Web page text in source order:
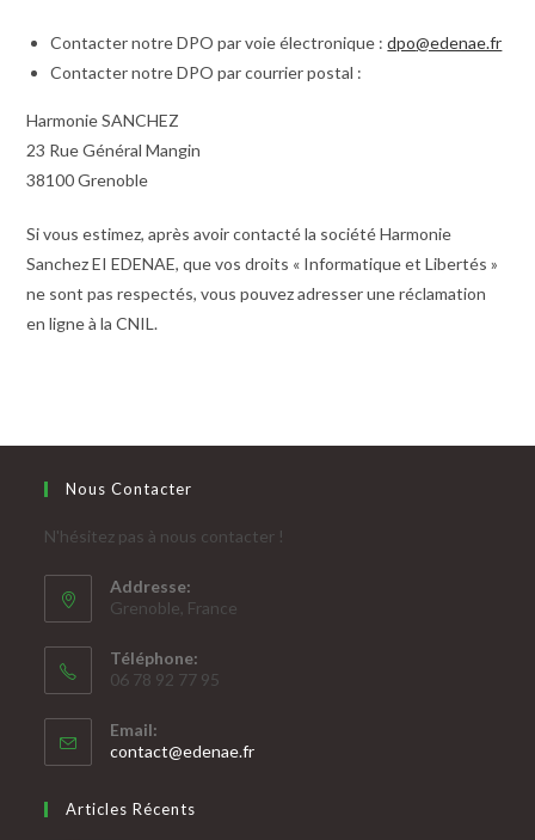
Contacter notre DPO par voie électronique :dpo@edenae.fr
Contacter notre DPO par courrier postal :
Harmonie SANCHEZ
23 Rue Général Mangin
38100 Grenoble
Si vous estimez, après avoir contacté la société Harmonie
Sanchez EI EDENAE, que vos droits « Informatique et Libertés »
ne sont pas respectés, vous pouvez adresser une réclamation
en ligne à la CNIL.
Nous Contacter
N'hésitez pas à nous contacter !
Addresse:
Grenoble, France
Téléphone:
06 78 92 77 95
Email:
contact@edenae.fr
Articles Récents